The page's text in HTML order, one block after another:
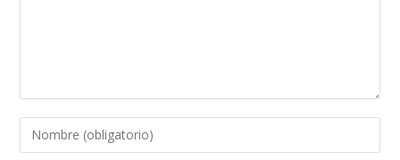
Introduce
tu